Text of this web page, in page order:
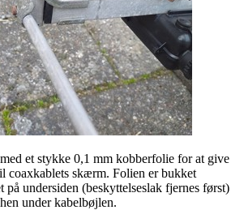
et stykke 0,1 mm kobberfolie for at give
coaxkablets skærm. Folien er bukket
undersiden (beskyttelseslak fjernes først)
under kabelbøjlen.